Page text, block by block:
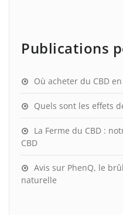
Publications
Où acheter du CBD
Quels sont les effets
La Ferme du CBD :
CBD
Avis sur PhenQ, le
naturelle